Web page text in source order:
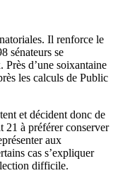
Il renforce le
sénateurs se
Près d’une soixantaine
les calculs de Public
et décident donc de
21 à préférer conserver
aux
cas s’expliquer
difficile.